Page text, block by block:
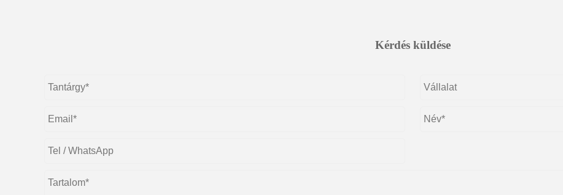
Kérdés küldése